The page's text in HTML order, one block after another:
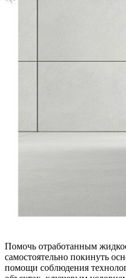
Помочь отработанным
самостоятельно покинуть
помощи соблюдения